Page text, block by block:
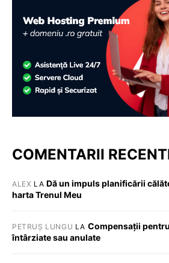
COMENTARII
ALEX LA Dă un impuls planificării
harta Trenul Meu
PETRUȘ LUNGU LA Compensații
întârziate sau anulate